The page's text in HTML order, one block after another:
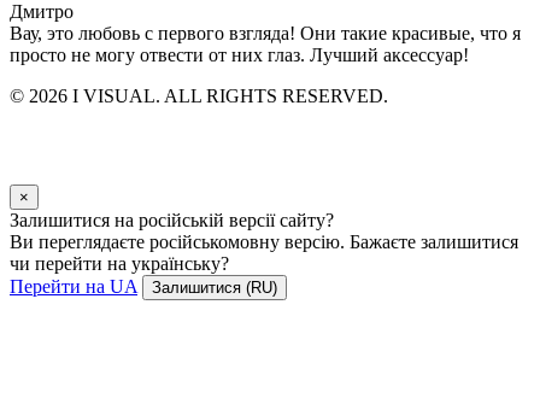
Дмитро
Вау, это любовь с первого взгляда! Они такие красивые, что я
просто не могу отвести от них глаз. Лучший аксессуар!
© 2026 I VISUAL. ALL RIGHTS RESERVED.
×
Залишитися на російській версії сайту?
Ви переглядаєте російськомовну версію. Бажаєте залишитися
чи перейти на українську?
Перейти на UA
Залишитися (RU)